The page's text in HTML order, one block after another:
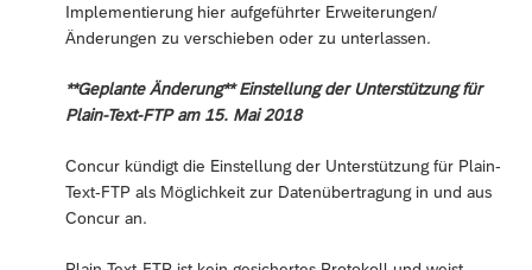
Implementierung hier aufgeführter Erweiterungen/
Änderungen zu verschieben oder zu unterlassen.
**Geplante Änderung** Einstellung der Unterstützung für
Plain-Text-FTP am 15. Mai 2018
Concur kündigt die Einstellung der Unterstützung für Plain-
Text-FTP als Möglichkeit zur Datenübertragung in und aus
Concur an.